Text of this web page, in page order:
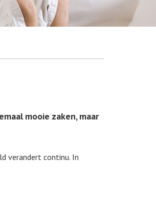
mooie zaken, maar
verandert continu. In